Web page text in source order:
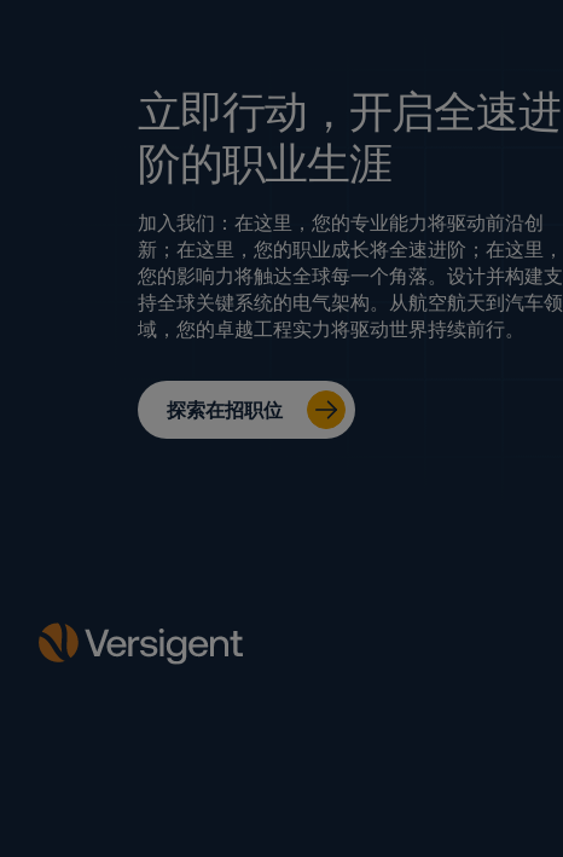
立即行动，开启全速进
阶的职业生涯
加入我们：在这里，您的专业能力将驱动前沿创
新；在这里，您的职业成长将全速进阶；在这里，
您的影响力将触达全球每一个角落。设计并构建支
持全球关键系统的电气架构。从航空航天到汽车领
域，您的卓越工程实力将驱动世界持续前行。
探索在招职位